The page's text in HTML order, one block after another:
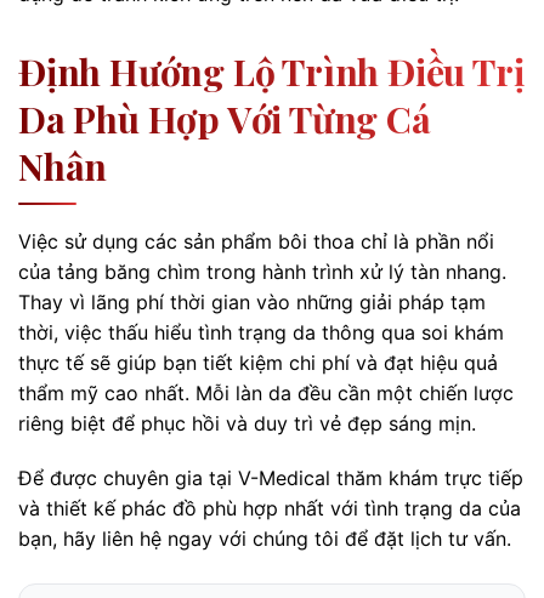
Định Hướng Lộ Trình Điều Trị
Da Phù Hợp Với Từng Cá
Nhân
Việc sử dụng các sản phẩm bôi thoa chỉ là phần nổi
của tảng băng chìm trong hành trình xử lý tàn nhang.
Thay vì lãng phí thời gian vào những giải pháp tạm
thời, việc thấu hiểu tình trạng da thông qua soi khám
thực tế sẽ giúp bạn tiết kiệm chi phí và đạt hiệu quả
thẩm mỹ cao nhất. Mỗi làn da đều cần một chiến lược
riêng biệt để phục hồi và duy trì vẻ đẹp sáng mịn.
Để được chuyên gia tại V-Medical thăm khám trực tiếp
và thiết kế phác đồ phù hợp nhất với tình trạng da của
bạn, hãy liên hệ ngay với chúng tôi để đặt lịch tư vấn.